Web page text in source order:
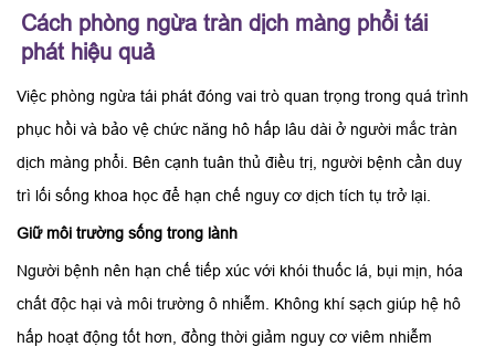
Cách phòng ngừa tràn dịch màng phổi tái
phát hiệu quả
Việc phòng ngừa tái phát đóng vai trò quan trọng trong quá trình
phục hồi và bảo vệ chức năng hô hấp lâu dài ở người mắc tràn
dịch màng phổi. Bên cạnh tuân thủ điều trị, người bệnh cần duy
trì lối sống khoa học để hạn chế nguy cơ dịch tích tụ trở lại.
Giữ môi trường sống trong lành
Người bệnh nên hạn chế tiếp xúc với khói thuốc lá, bụi mịn, hóa
chất độc hại và môi trường ô nhiễm. Không khí sạch giúp hệ hô
hấp hoạt động tốt hơn, đồng thời giảm nguy cơ viêm nhiễm